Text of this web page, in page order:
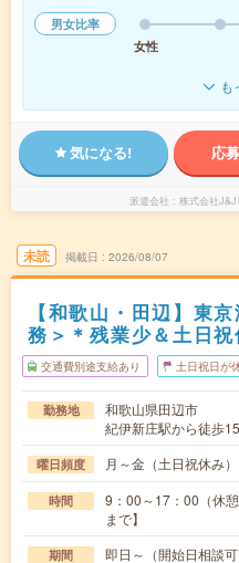
男女比率
女性
も
気になる! 応
派遣会社 株式会社
未読 掲載日 2026/08/07
【和歌山・田辺】東
務＞＊残業少＆土日祝
交通費別途支給あり 土日祝日が
勤務地
和歌山県田辺市
紀伊新庄駅から徒歩
曜日頻度 月～金（土日祝休み）
時間
9：00～17：00（休
まで】
期間 即日～（開始日相談